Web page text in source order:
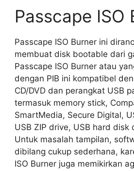
Passcape ISO
Passcape ISO Burner ini
membuat disk bootable dari
Passcape ISO Burner atau
dengan PIB ini kompatibel
CD/DVD dan perangkat USB
termasuk memory stick,
SmartMedia, Secure Digital,
USB ZIP drive, USB hard disk
Untuk masalah tampilan,
dibilang cukup sederhana,
ISO Burner juga memikirkan